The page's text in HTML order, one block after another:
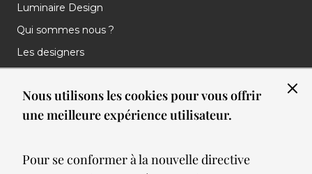
Nous utilisons les cookies pour vous offrir
une meilleure expérience utilisateur.
Pour se conformer à la nouvelle directive
Luminaire Design
Qui sommes nous ?
Les designers
Nos réalisations
Nos Clients
Meilleures ventes